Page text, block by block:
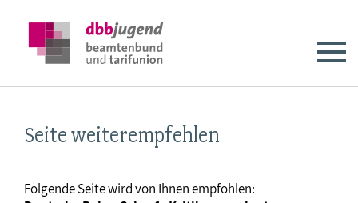
Seite weiterempfehlen
Folgende Seite wird von Ihnen empfohlen: